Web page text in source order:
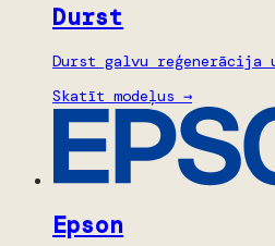
Durst
Durst galvu
Skatīt modeļus →
Epson